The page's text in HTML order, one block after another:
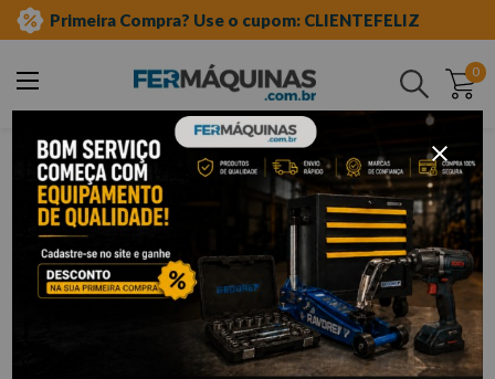
Primeira Compra? Use o cupom: CLIENTEFELIZ
0
Buscar
ferramentas manuais chave allen curta
Chave Allen 22 mm - GEDORE